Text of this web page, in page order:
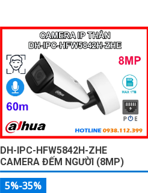
DH-IPC-HFW5842H-ZHE
CAMERA ĐẾM NGƯỜI (8MP)
5%-35%